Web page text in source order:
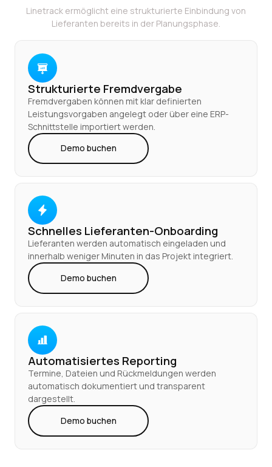
Linetrack ermöglicht eine strukturierte Einbindung von
Lieferanten bereits in der Planungsphase.
Strukturierte Fremdvergabe
Fremdvergaben können mit klar definierten
Leistungsvorgaben angelegt oder über eine ERP-
Schnittstelle importiert werden.
Demo buchen
Demo buchen
Schnelles Lieferanten-Onboarding
Lieferanten werden automatisch eingeladen und
innerhalb weniger Minuten in das Projekt integriert.
Demo buchen
Demo buchen
Automatisiertes Reporting
Termine, Dateien und Rückmeldungen werden
automatisch dokumentiert und transparent
dargestellt.
Demo buchen
Demo buchen